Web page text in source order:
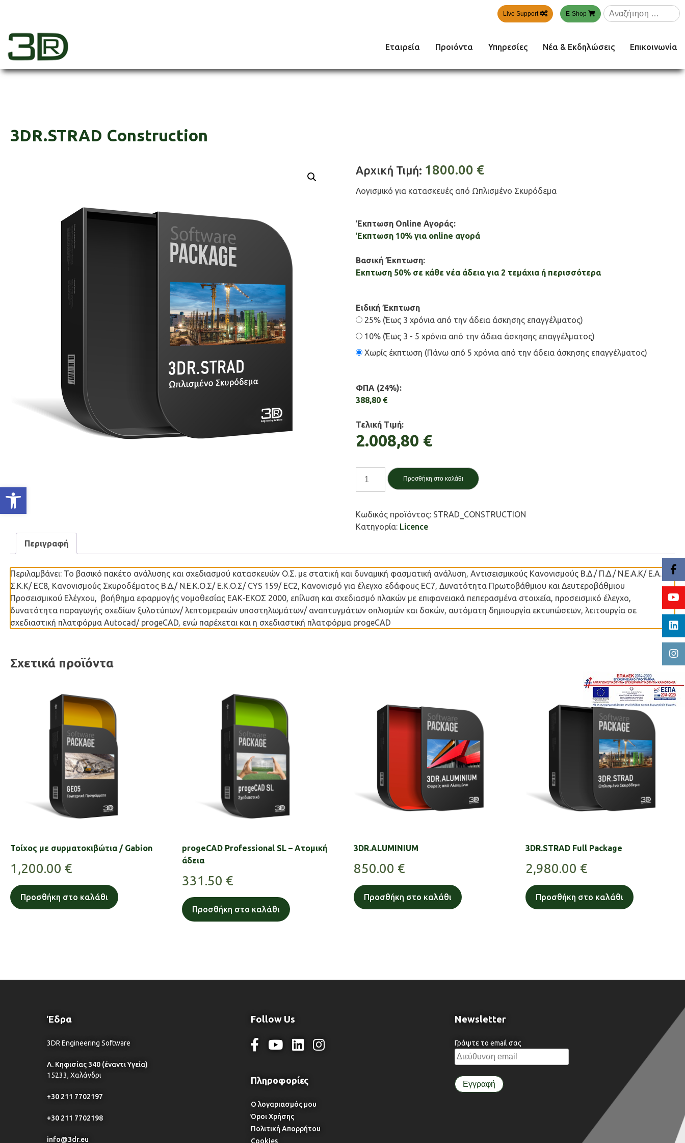
Ανοίξτε τη γραμμή εργαλείων
Live Support E-Shop
Αναζήτηση
για:
3dr
Εταιρεία Προιόντα Υπηρεσίες Νέα & Εκδηλώσεις Επικοινωνία
3DR.STRAD Construction
Αρχική Τιμή: 1800.00 €
Λογισμικό για κατασκευές από Ωπλισμένο Σκυρόδεμα
Έκπτωση Online Αγοράς:
Έκπτωση 10% για online αγορά
Βασική Έκπτωση:
Εκπτωση 50% σε κάθε νέα άδεια για 2 τεμάχια ή περισσότερα
Ειδική Έκπτωση
25% (Έως 3 χρόνια από την άδεια άσκησης επαγγέλματος)
10% (Έως 3 - 5 χρόνια από την άδεια άσκησης επαγγέλματος)
Χωρίς έκπτωση (Πάνω από 5 χρόνια από την άδεια άσκησης επαγγέλματος)
ΦΠΑ (24%):
388,80 €
Τελική Τιμή:
2.008,80 €
3DR.STRAD
Construction
Προσθήκη στο καλάθι
Κωδικός προϊόντος: STRAD_CONSTRUCTION
Κατηγορία: Licence
Περιγραφή
Περιλαμβάνει: Το βασικό πακέτο ανάλυσης και σχεδιασμού κατασκευών Ο.Σ. με στατική και δυναμική φασματική ανάλυση, Αντισεισμικούς Κανονισμούς Β.Δ./ Π.Δ./ Ν.Ε.Α.Κ/ Ε.Α.Κ/
Σ.Κ.Κ/ EC8, Κανονισμούς Σκυροδέματος Β.Δ./ Ν.Ε.Κ.Ο.Σ/ Ε.Κ.Ο.Σ/ CYS 159/ EC2, Κανονισμό για έλεγχο εδάφους EC7, Δυνατότητα Πρωτοβάθμιου και Δευτεροβάθμιου
Προσεισμικού Ελέγχου, βοήθημα εφαρμογής νομοθεσίας ΕΑΚ-ΕΚΟΣ 2000, επίλυση και σχεδιασμό πλακών με επιφανειακά πεπερασμένα στοιχεία, προσεισμικό έλεγχο,
δυνατότητα παραγωγής σχεδίων ξυλοτύπων/ λεπτομερειών υποστηλωμάτων/ αναπτυγμάτων οπλισμών και δοκών, αυτόματη δημιουργία εκτυπώσεων, λειτουργία σε
σχεδιαστική πλατφόρμα Autocad/ progeCAD, ενώ παρέχεται και η σχεδιαστική πλατφόρμα progeCAD
Σχετικά προϊόντα
Τοίχος με συρματοκιβώτια / Gabion
1,200.00 €
Προσθήκη στο καλάθι
progeCAD Professional SL – Ατομική
άδεια
331.50 €
Προσθήκη στο καλάθι
3DR.ALUMINIUM
850.00 €
Προσθήκη στο καλάθι
3DR.STRAD Full Package
2,980.00 €
Προσθήκη στο καλάθι
Έδρα
3DR Engineering Software
Λ. Κηφισίας 340 (έναντι Υγεία)
15233, Χαλάνδρι
+30 211 7702197
+30 211 7702198
info@3dr.eu
Follow Us
Ο λογαριασμός μου
Όροι Χρήσης
Πολιτική Απορρήτου
Cookies
Newsletter
Γράψτε το email σας